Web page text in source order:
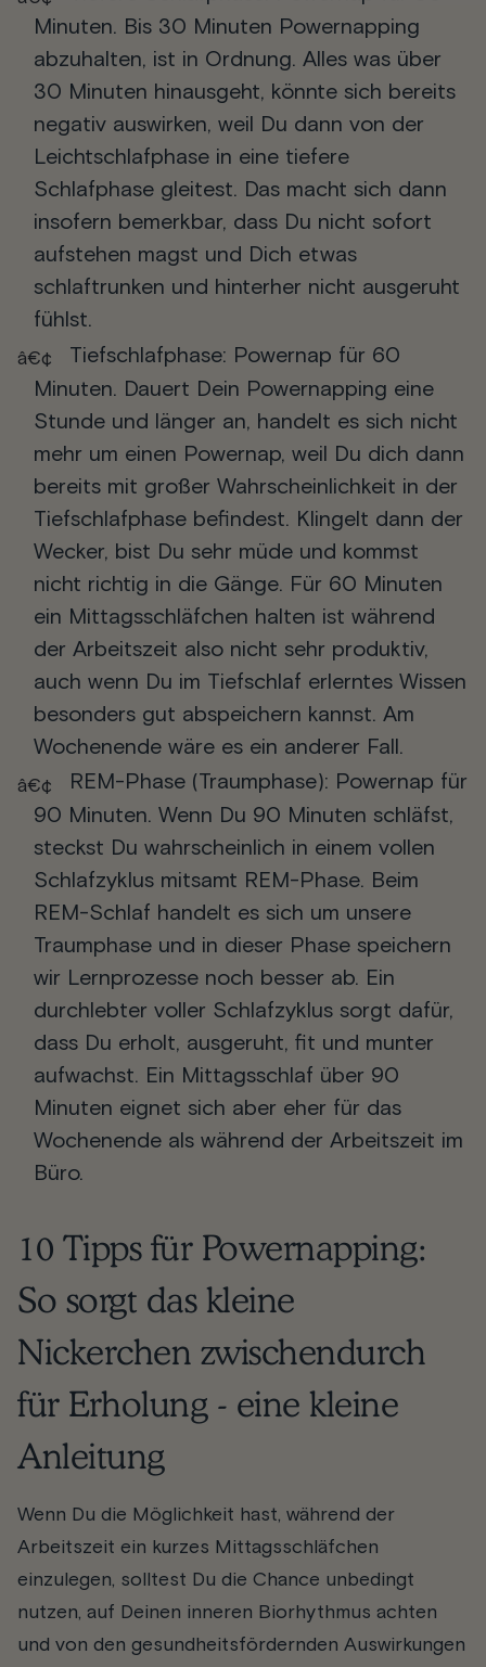
Minuten. Bis 30 Minuten Powernapping
abzuhalten, ist in Ordnung. Alles was über
30 Minuten hinausgeht, könnte sich bereits
negativ auswirken, weil Du dann von der
Leichtschlafphase in eine tiefere
Schlafphase gleitest. Das macht sich dann
insofern bemerkbar, dass Du nicht sofort
aufstehen magst und Dich etwas
schlaftrunken und hinterher nicht ausgeruht
fühlst.
Tiefschlafphase: Powernap für 60
Minuten. Dauert Dein Powernapping eine
Stunde und länger an, handelt es sich nicht
mehr um einen Powernap, weil Du dich dann
bereits mit großer Wahrscheinlichkeit in der
Tiefschlafphase befindest. Klingelt dann der
Wecker, bist Du sehr müde und kommst
nicht richtig in die Gänge. Für 60 Minuten
ein Mittagsschläfchen halten ist während
der Arbeitszeit also nicht sehr produktiv,
auch wenn Du im Tiefschlaf erlerntes Wissen
besonders gut abspeichern kannst. Am
Wochenende wäre es ein anderer Fall.
REM-Phase (Traumphase): Powernap für
90 Minuten. Wenn Du 90 Minuten schläfst,
steckst Du wahrscheinlich in einem vollen
Schlafzyklus mitsamt REM-Phase. Beim
REM-Schlaf handelt es sich um unsere
Traumphase und in dieser Phase speichern
wir Lernprozesse noch besser ab. Ein
durchlebter voller Schlafzyklus sorgt dafür,
dass Du erholt, ausgeruht, fit und munter
aufwachst. Ein Mittagsschlaf über 90
Minuten eignet sich aber eher für das
Wochenende als während der Arbeitszeit im
Büro.
10 Tipps für Powernapping:
So sorgt das kleine
Nickerchen zwischendurch
für Erholung - eine kleine
Anleitung
Wenn Du die Möglichkeit hast, während der
Arbeitszeit ein kurzes Mittagsschläfchen
einzulegen, solltest Du die Chance unbedingt
nutzen, auf Deinen inneren Biorhythmus achten
und von den gesundheitsfördernden Auswirkungen